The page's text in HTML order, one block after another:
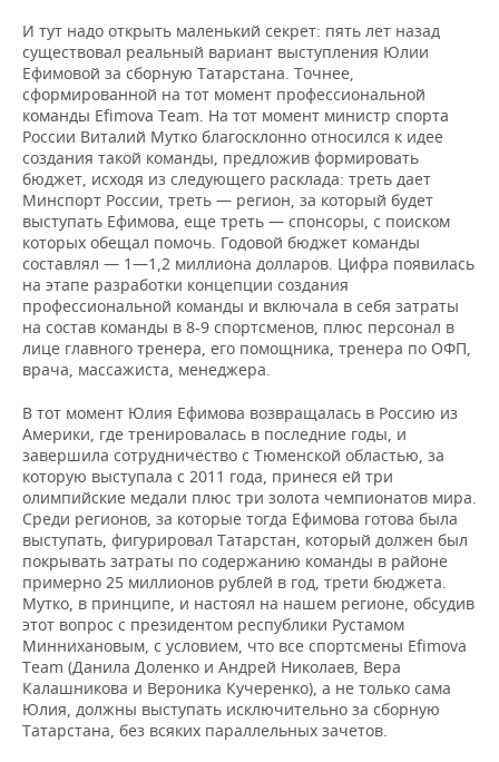
И тут надо открыть маленький секрет: пять лет назад
существовал реальный вариант выступления Юлии
Ефимовой за сборную Татарстана. Точнее,
сформированной на тот момент профессиональной
команды Efimova Team. На тот момент министр спорта
России Виталий Мутко благосклонно относился к идее
создания такой команды, предложив формировать
бюджет, исходя из следующего расклада: треть дает
Минспорт России, треть — регион, за который будет
выступать Ефимова, еще треть — спонсоры, с поиском
которых обещал помочь. Годовой бюджет команды
составлял — 1—1,2 миллиона долларов. Цифра появилась
на этапе разработки концепции создания
профессиональной команды и включала в себя затраты
на состав команды в 8-9 спортсменов, плюс персонал в
лице главного тренера, его помощника, тренера по ОФП,
врача, массажиста, менеджера.
В тот момент Юлия Ефимова возвращалась в Россию из
Америки, где тренировалась в последние годы, и
завершила сотрудничество с Тюменской областью, за
которую выступала с 2011 года, принеся ей три
олимпийские медали плюс три золота чемпионатов мира.
Среди регионов, за которые тогда Ефимова готова была
выступать, фигурировал Татарстан, который должен был
покрывать затраты по содержанию команды в районе
примерно 25 миллионов рублей в год, трети бюджета.
Мутко, в принципе, и настоял на нашем регионе, обсудив
этот вопрос с президентом республики Рустамом
Миннихановым, с условием, что все спортсмены Efimova
Team (Данила Доленко и Андрей Николаев, Вера
Калашникова и Вероника Кучеренко), а не только сама
Юлия, должны выступать исключительно за сборную
Татарстана, без всяких параллельных зачетов.